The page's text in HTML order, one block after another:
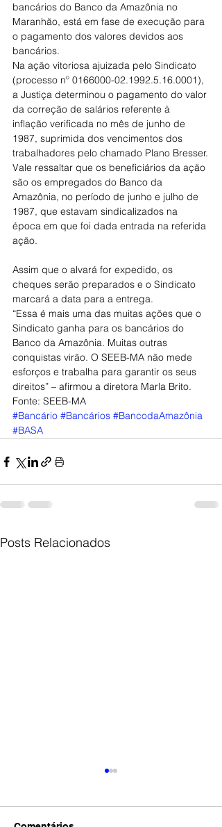
bancários do Banco da Amazônia no
Maranhão, está em fase de execução para
o pagamento dos valores devidos aos
bancários.
Na ação vitoriosa ajuizada pelo Sindicato
(processo nº 0166000-02.1992.5.16.0001),
a Justiça determinou o pagamento do valor
da correção de salários referente à
inflação verificada no mês de junho de
1987, suprimida dos vencimentos dos
trabalhadores pelo chamado Plano Bresser.
Vale ressaltar que os beneficiários da ação
são os empregados do Banco da
Amazônia, no período de junho e julho de
1987, que estavam sindicalizados na
época em que foi dada entrada na referida
ação.
Assim que o alvará for expedido, os
cheques serão preparados e o Sindicato
marcará a data para a entrega.
“Essa é mais uma das muitas ações que o
Sindicato ganha para os bancários do
Banco da Amazônia. Muitas outras
conquistas virão. O SEEB-MA não mede
esforços e trabalha para garantir os seus
direitos” – afirmou a diretora Marla Brito.
Fonte: SEEB-MA
#Bancário #Bancários #BancodaAmazônia
#BASA
Posts Relacionados